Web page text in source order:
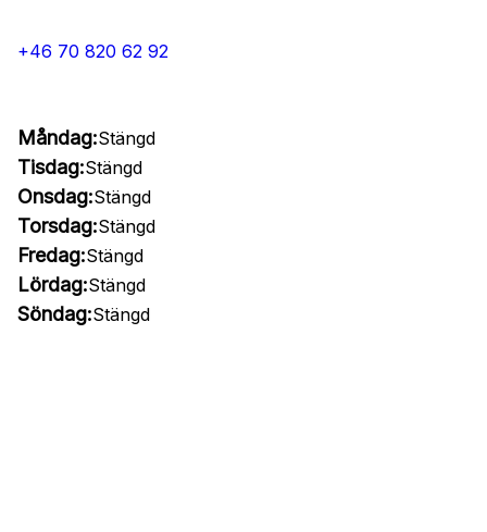
+46 70 820 62 92
Måndag:Stängd
Tisdag:Stängd
Onsdag:Stängd
Torsdag:Stängd
Fredag:Stängd
Lördag:Stängd
Söndag:Stängd